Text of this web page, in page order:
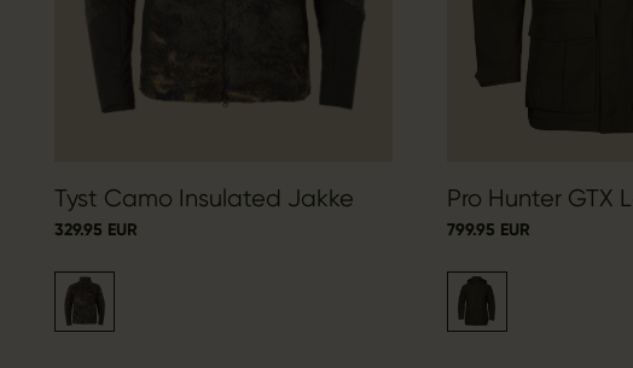
Tyst Camo Insulated Jakke
329.95 EUR
Pro Hunter GTX
799.95 EUR